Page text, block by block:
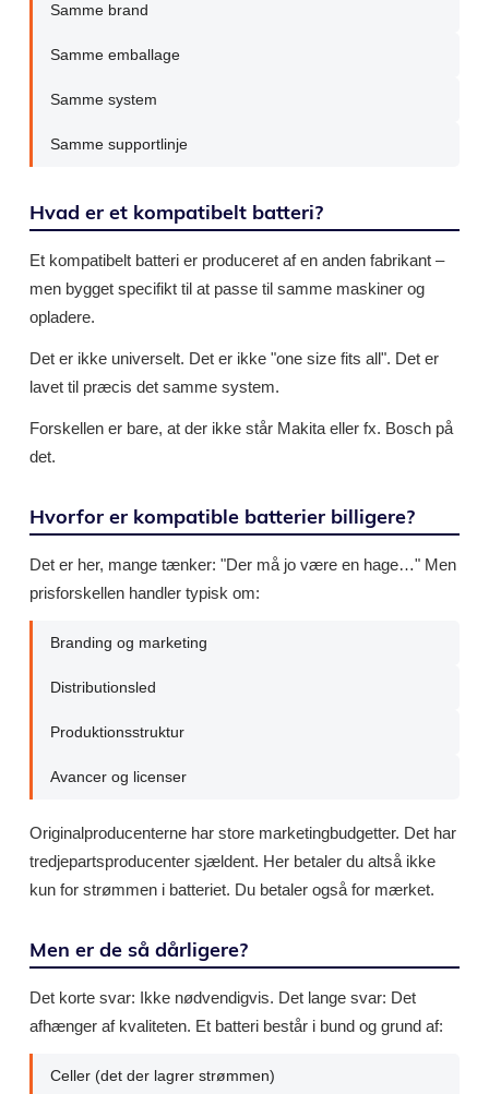
Samme brand
Samme emballage
Samme system
Samme supportlinje
Hvad er et kompatibelt batteri?
Et kompatibelt batteri er produceret af en anden fabrikant –
men bygget specifikt til at passe til samme maskiner og
opladere.
Det er ikke universelt. Det er ikke "one size fits all". Det er
lavet til præcis det samme system.
Forskellen er bare, at der ikke står Makita eller fx. Bosch på
det.
Hvorfor er kompatible batterier billigere?
Det er her, mange tænker: "Der må jo være en hage…" Men
prisforskellen handler typisk om:
Branding og marketing
Distributionsled
Produktionsstruktur
Avancer og licenser
Originalproducenterne har store marketingbudgetter. Det har
tredjepartsproducenter sjældent. Her betaler du altså ikke
kun for strømmen i batteriet. Du betaler også for mærket.
Men er de så dårligere?
Det korte svar: Ikke nødvendigvis. Det lange svar: Det
afhænger af kvaliteten. Et batteri består i bund og grund af:
Celler (det der lagrer strømmen)